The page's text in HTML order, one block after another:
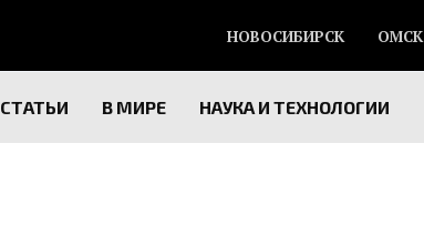
НОВОСИБИРСК ОМСК
СТАТЬИ В МИРЕ НАУКА И ТЕХНОЛОГИИ